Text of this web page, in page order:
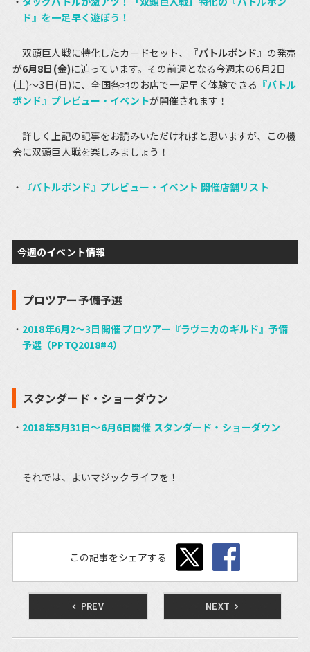
ド』を一足早く遊ぼう！
双頭巨人戦に特化したカードセット、 『バトルボンド』 の発売
が6月8日(金)に迫っています。その前週となる今週末の6月2日
(土)～3日(日)に、全国各地のお店で一足早く体験できる 『バトル
ボンド』プレビュー・イベントが開催されます！
詳しく上記の記事をお読みいただければと思いますが、この機
会に双頭巨人戦を楽しみましょう！
『バトルボンド』プレビュー・イベント 開催店舗リスト
今週のイベント情報
プロツアー予備予選
2018年6月2～3日開催 プロツアー『ラヴニカのギルド』予備
予選（PPTQ2018#4）
スタンダード・ショーダウン
2018年5月31日～6月6日開催 スタンダード・ショーダウン
それでは、よいマジックライフを！
この記事をシェアする
PREV NEXT